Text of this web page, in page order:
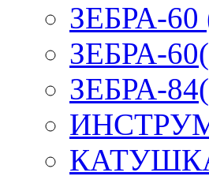
ЗЕБРА-
ЗЕБРА-
ЗЕБРА-